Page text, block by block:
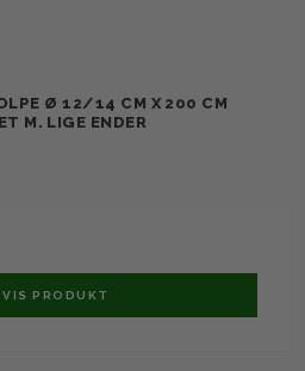
Ø 12/14 CM X 200 CM
M. LIGE ENDER
VIS PRODUKT